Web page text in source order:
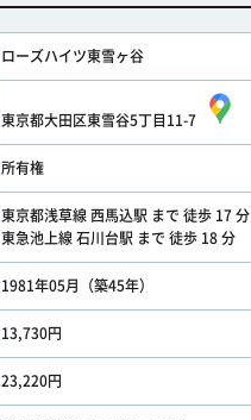
ローズハイツ東雪ヶ谷
東京都大田区東雪谷5丁目11-7
所有権
東京都浅草線 西馬込駅 まで 徒歩 17 分
東急池上線 石川台駅 まで 徒歩 18 分
1981年05月（築45年）
13,730円
23,220円